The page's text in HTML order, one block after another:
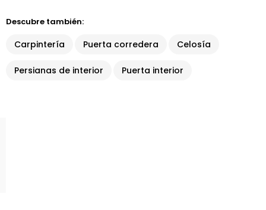
Descubre también:
Carpintería Puerta corredera Celosía
Persianas de interior Puerta interior